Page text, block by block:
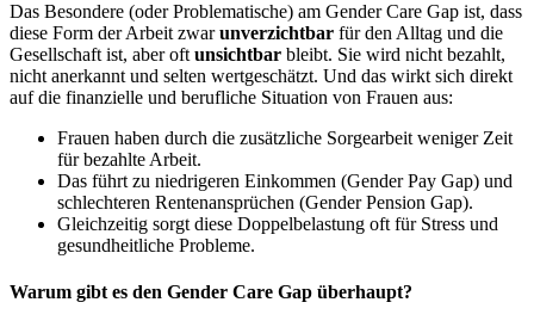
Das Besondere (oder Problematische) am Gender Care Gap ist, dass
diese Form der Arbeit zwarunverzichtbar für den Alltag und die
Gesellschaft ist, aber oft unsichtbar bleibt. Sie wird nicht bezahlt,
nicht anerkannt und selten wertgeschätzt. Und das wirkt sich direkt
auf die finanzielle und berufliche Situation von Frauen aus:
Frauen haben durch die zusätzliche Sorgearbeit weniger Zeit
für bezahlte Arbeit.
Das führt zu niedrigeren Einkommen (Gender Pay Gap) und
schlechteren Rentenansprüchen (Gender Pension Gap).
Gleichzeitig sorgt diese Doppelbelastung oft für Stress und
gesundheitliche Probleme.
Warum gibt es den Gender Care Gap überhaupt?